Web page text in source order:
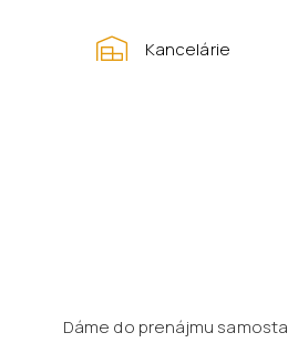
Kancelárie
Dáme do prenájmu